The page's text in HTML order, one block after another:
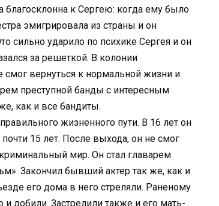
благосклонна к Сергею: когда ему было
эмигрировала из страны и он
по психике Сергея и он
за решеткой. В колонии
вернуться к нормальной жизни и
преступной банды с интересным
как и все бандиты.
жизненного пути. В 16 лет он
15 лет. После выхода, он не смог
мир. Он стал главарем
Закончил бывший актер так же, как и
в него стреляли. Раненому
добили. Застрелили также и его мать-